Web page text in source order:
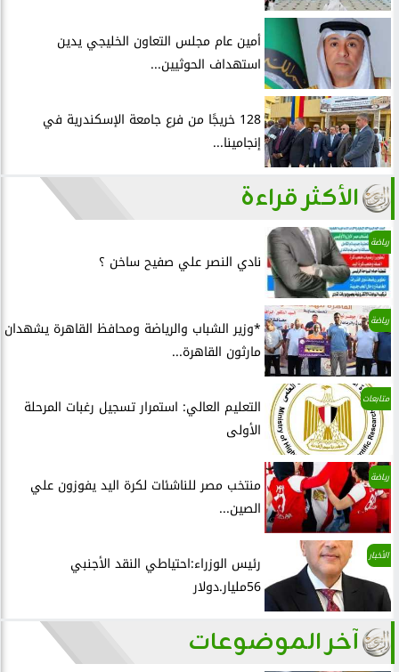
أمين عام مجلس التعاون الخليجي يدين
استهداف الحوثيين...
128 خريجًا من فرع جامعة الإسكندرية في
إنجامينا...
الأكثر قراءة
رياضة
نادي النصر علي صفيح ساخن ؟
رياضة
*وزير الشباب والرياضة ومحافظ القاهرة يشهدان
مارثون القاهرة...
متابعات
التعليم العالي: استمرار تسجيل رغبات المرحلة
الأولى
رياضة
منتخب مصر للناشئات لكرة اليد يفوزون علي
الصين...
الأخبار
رئيس الوزراء:احتياطي النقد الأجنبي
56مليار.دولار
آخر الموضوعات